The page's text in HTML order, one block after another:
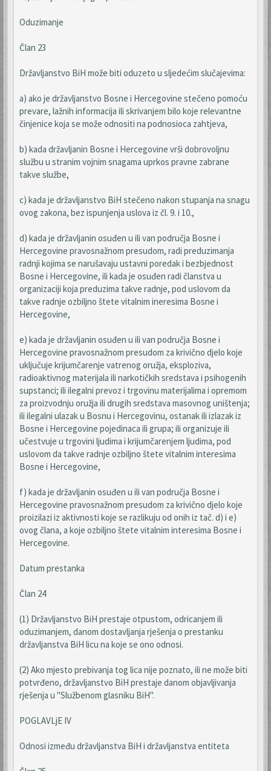
Oduzimanje
Član 23
Državljanstvo BiH može biti oduzeto u sljedećim slučajevima:
a) ako je državljanstvo Bosne i Hercegovine stečeno pomoću
prevare, lažnih informacija ili skrivanjem bilo koje relevantne
činjenice koja se može odnositi na podnosioca zahtjeva,
b) kada državljanin Bosne i Hercegovine vrši dobrovoljnu
službu u stranim vojnim snagama uprkos pravne zabrane
takve službe,
c) kada je državljanstvo BiH stečeno nakon stupanja na snagu
ovog zakona, bez ispunjenja uslova iz čl. 9. i 10.,
d) kada je državljanin osuđen u ili van područja Bosne i
Hercegovine pravosnažnom presudom, radi preduzimanja
radnji kojima se narušavaju ustavni poredak i bezbjednost
Bosne i Hercegovine, ili kada je osuđen radi članstva u
organizaciji koja preduzima takve radnje, pod uslovom da
takve radnje ozbiljno štete vitalnim ineresima Bosne i
Hercegovine,
e) kada je državljanin osuđen u ili van područja Bosne i
Hercegovine pravosnažnom presudom za krivično djelo koje
uključuje krijumčarenje vatrenog oružja, eksploziva,
radioaktivnog materijala ili narkotičkih sredstava i psihogenih
supstanci; ili ilegalni prevoz i trgovinu materijalima i opremom
za proizvodnju oružja ili drugih sredstava masovnog uništenja;
ili ilegalni ulazak u Bosnu i Hercegovinu, ostanak ili izlazak iz
Bosne i Hercegovine pojedinaca ili grupa; ili organizuje ili
učestvuje u trgovini ljudima i krijumčarenjem ljudima, pod
uslovom da takve radnje ozbiljno štete vitalnim interesima
Bosne i Hercegovine,
f) kada je državljanin osuđen u ili van područja Bosne i
Hercegovine pravosnažnom presudom za krivično djelo koje
proizilazi iz aktivnosti koje se razlikuju od onih iz tač. d) i e)
ovog člana, a koje ozbiljno štete vitalnim interesima Bosne i
Hercegovine.
Datum prestanka
Član 24
(1) Državljanstvo BiH prestaje otpustom, odricanjem ili
oduzimanjem, danom dostavljanja rješenja o prestanku
državljanstva BiH licu na koje se ono odnosi.
(2) Ako mjesto prebivanja tog lica nije poznato, ili ne može biti
potvrđeno, državljanstvo BiH prestaje danom objavljivanja
rješenja u "Službenom glasniku BiH".
POGLAVLjE IV
Odnosi između državljanstva BiH i državljanstva entiteta